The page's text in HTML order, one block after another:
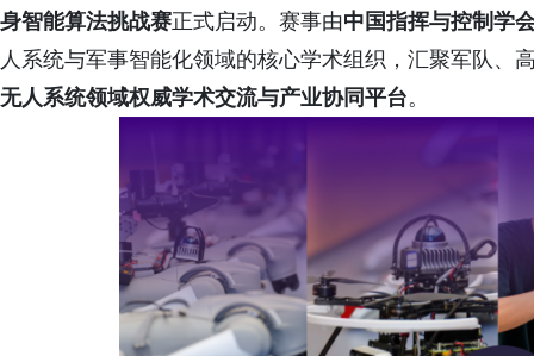
身智能算法挑战赛正式启动。赛事由中国指挥与控制学
人系统与军事智能化领域的核心学术组织，汇聚军队、
无人系统领域权威学术交流与产业协同平台。